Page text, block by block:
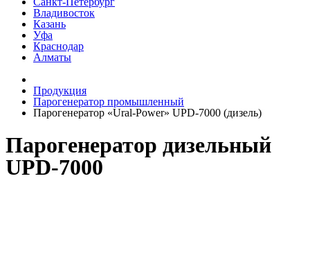
Владивосток
Казань
Уфа
Краснодар
Алматы
Продукция
Парогенератор промышленный
Парогенератор «Ural-Power» UPD-7000 (дизель)
Парогенератор дизельный
UPD-7000